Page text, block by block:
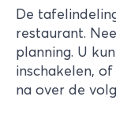
De
restaurant.
planning. U
inschakelen,
na over de